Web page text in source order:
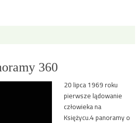
360
20 lipca 1969 roku
pierwsze lądowanie
człowieka na
Księżycu.4 panoramy o